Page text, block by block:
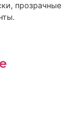
прозрачные